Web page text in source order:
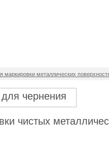
маркировки металлических
чистых